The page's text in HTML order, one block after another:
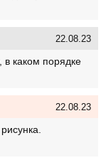
22.08.23
в каком порядке
22.08.23